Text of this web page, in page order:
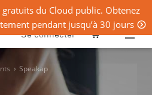
du Cloud public. Obtenez
pendant jusqu’à 30 jours
Se connecter
0
› Speakap